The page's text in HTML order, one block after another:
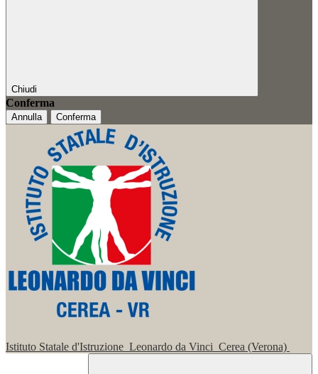
Chiudi
Conferma
Annulla Conferma
Istituto Statale d'Istruzione Leonardo da Vinci Cerea (Verona)